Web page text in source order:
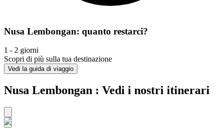
Nusa Lembongan: quanto restarci?
1 - 2 giorni
Scopri di più sulla tua destinazione
Vedi la guida di viaggio
Nusa Lembongan : Vedi i nostri itinerari